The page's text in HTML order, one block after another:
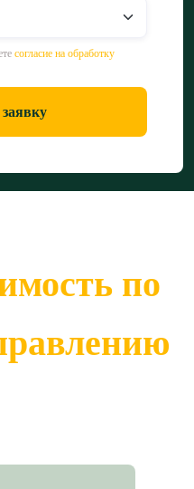
согласие на обработку
по